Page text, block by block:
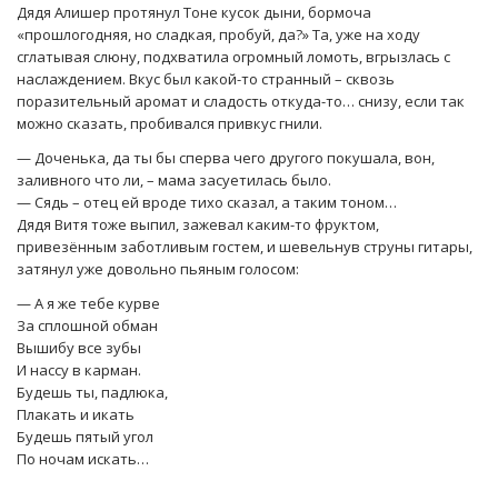
Дядя Алишер протянул Тоне кусок дыни, бормоча
«прошлогодняя, но сладкая, пробуй, да?» Та, уже на ходу
сглатывая слюну, подхватила огромный ломоть, вгрызлась с
наслаждением. Вкус был какой-то странный – сквозь
поразительный аромат и сладость откуда-то… снизу, если так
можно сказать, пробивался привкус гнили.
— Доченька, да ты бы сперва чего другого покушала, вон,
заливного что ли, – мама засуетилась было.
— Сядь – отец ей вроде тихо сказал, а таким тоном…
Дядя Витя тоже выпил, зажевал каким-то фруктом,
привезённым заботливым гостем, и шевельнув струны гитары,
затянул уже довольно пьяным голосом:
— А я же тебе курве
За сплошной обман
Вышибу все зубы
И нассу в карман.
Будешь ты, падлюка,
Плакать и икать
Будешь пятый угол
По ночам искать…